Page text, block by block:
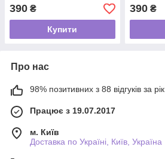
390 ₴
Купити
390₴
Про нас
98% позитивних з 88 відгуків за рік
Працює з 19.07.2017
м. Київ
Доставка по Україні, Київ, Україна